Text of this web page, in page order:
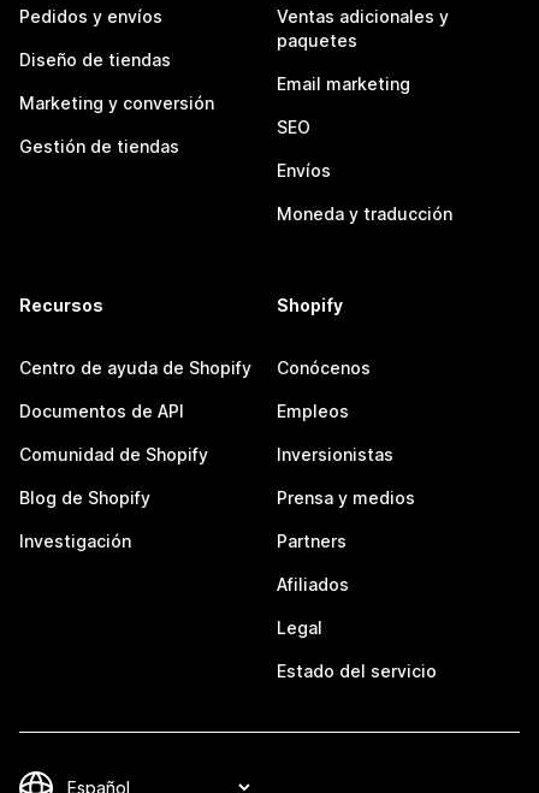
Pedidos y envíos
Diseño de tiendas
Marketing y conversión
Gestión de tiendas
Ventas adicionales y
paquetes
Email marketing
SEO
Envíos
Moneda y traducción
Recursos
Centro de ayuda de Shopify
Documentos de API
Comunidad de Shopify
Blog de Shopify
Investigación
Shopify
Conócenos
Empleos
Inversionistas
Prensa y medios
Partners
Afiliados
Legal
Estado del servicio